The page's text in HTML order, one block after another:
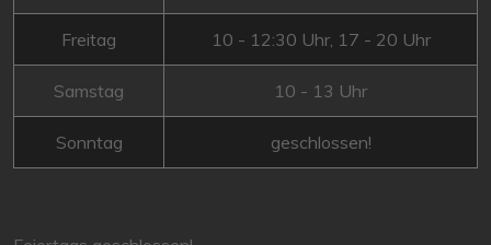
Freitag 10 - 12:30 Uhr, 17 - 20 Uhr
Samstag 10 - 13 Uhr
Sonntag geschlossen!